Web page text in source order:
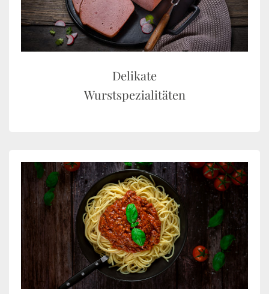
Delikate
Wurstspezialitäten